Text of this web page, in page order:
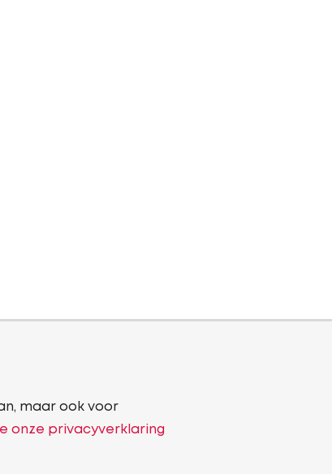
maar ook voor
onze privacyverklaring